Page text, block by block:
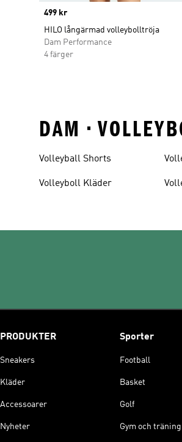
Price
499 kr
HILO långärmad volleybolltröja
Dam Performance
4 färger
DAM •
Volleyball Shorts
Volleyboll Kläder
PRODUKTER
Sneakers
Kläder
Accessoarer
Nyheter
Sporter
Football
Basket
Golf
Gym och träning